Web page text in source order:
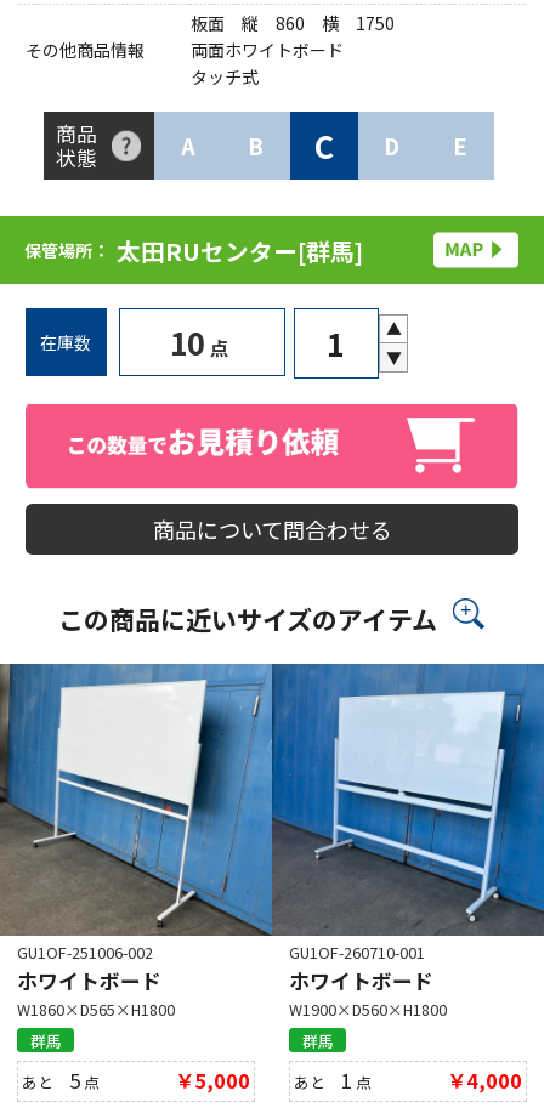
その他商品情報
板面 縦 860 横 1750
両面ホワイトボード
タッチ式
商品
状態
A B C D E
保管場所： 太田RUセンター[群馬]
在庫数 10 点
▲
▼
商品について問合わせる
この商品に近いサイズのアイテム
GU1OF-251006-002
ホワイトボード
W1860×D565×H1800
群馬
あと 5 点 ￥5,000
GU1OF-260710-001
ホワイトボード
W1900×D560×H1800
群馬
あと 1 点 ￥4,000